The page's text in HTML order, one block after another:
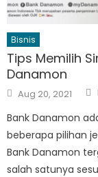
Bisnis
Tips Memilih
Danamon
Posted
on
Aug 20, 2021
Bank Danamon
beberapa pilihan
Bank Danamon
salah satunya